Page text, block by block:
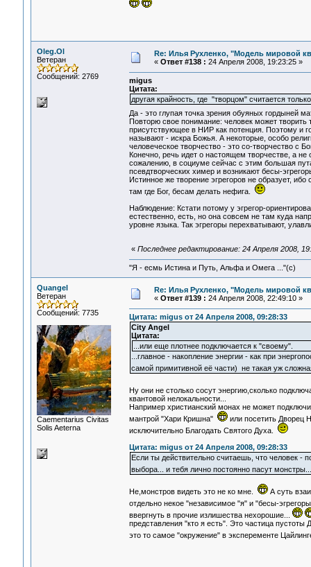
Oleg.Ol
Ветеран
Сообщений: 2769
Re: Илья Рухленко, "Модель мировой
« Ответ #138 : 24 Апреля 2008, 19:23:25 »
migus
Цитата:
другая крайность, где "творцом" считается
Да - это глупая точка зрения обуяных гордыней
Повторю свое понимание: человек может творить
присутствующее в НИР как потенция. Поэтому и
называют - искра Божья. А некоторые, особо
человеческое творчество - это со-творчество с
Конечно, речь идет о настоящем творчестве, а
сожалению, в социуме сейчас с этим большая
псевдтворческих химер и возникают бесы-
Истинное же творение эгрегоров не образует,
там где Бог, бесам делать нефига.
Наблюдение: Кстати потому у эгрегор-
естественно, есть, но она совсем не там куда
уровне языка. Так эгрегоры перехватывают,
« Последнее редактирование: 24 Апреля 2008,
"Я - есмь Истина и Путь, Альфа и Омега ..."(с)
Quangel
Ветеран
Сообщений: 7735
Сaementarius Civitas
Solis Aeterna
Re: Илья Рухленко, "Модель мировой
« Ответ #139 : 24 Апреля 2008, 22:49:10 »
Цитата: migus от 24 Апреля 2008, 09:28:33
City Angel
Цитата:
...или еще плотнее подключается к "своему".
...главное - накопление энергии - как при
самой примитивной её части) не такая уж
Ну они не столько сосут энергию,сколько
квантовой нелокальности...
Например христианский монах не может
мантрой "Хари Кришна"
или посетить Дворец
исключительно Благодать Святого Духа.
Цитата: migus от 24 Апреля 2008, 09:28:33
Если ты действительно считаешь, что человек -
выбора... и тебя лично постоянно пасут
Не,монстров видеть это не ко мне.
А суть
отдельно некое "независимое "я" и "бесы-
ввергнуть в прочие излишества нехорошие...
представления "кто я есть". Это частица
это то самое "окружение" в эксперементе